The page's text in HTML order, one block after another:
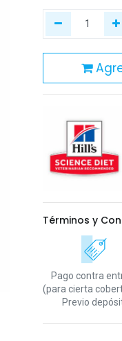
Términos y
Pago contra
(para cierta
Previo